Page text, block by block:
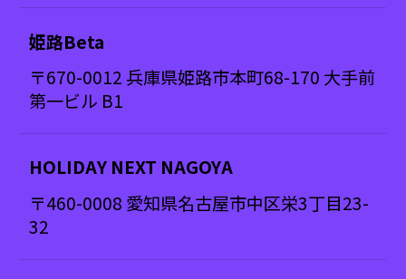
姫路Beta
〒670-0012 兵庫県姫路市本町68-170 大手前
第一ビル B1
HOLIDAY NEXT NAGOYA
〒460-0008 愛知県名古屋市中区栄3丁目23-
32